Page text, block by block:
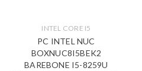
INTEL CORE I5
PC INTEL NUC
BOXNUC8I5BEK2
BAREBONE I5-8259U